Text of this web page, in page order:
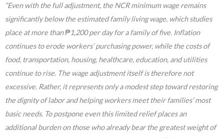
“Even with the full adjustment, the NCR minimum wage remains
significantly below the estimated family living wage, which studies
place at more than ₱1,200 per day for a family of five. Inflation
continues to erode workers’ purchasing power, while the costs of
food, transportation, housing, healthcare, education, and utilities
continue to rise. The wage adjustment itself is therefore not
excessive. Rather, it represents only a modest step toward restoring
the dignity of labor and helping workers meet their families’ most
basic needs. To postpone even this limited relief places an
additional burden on those who already bear the greatest weight of